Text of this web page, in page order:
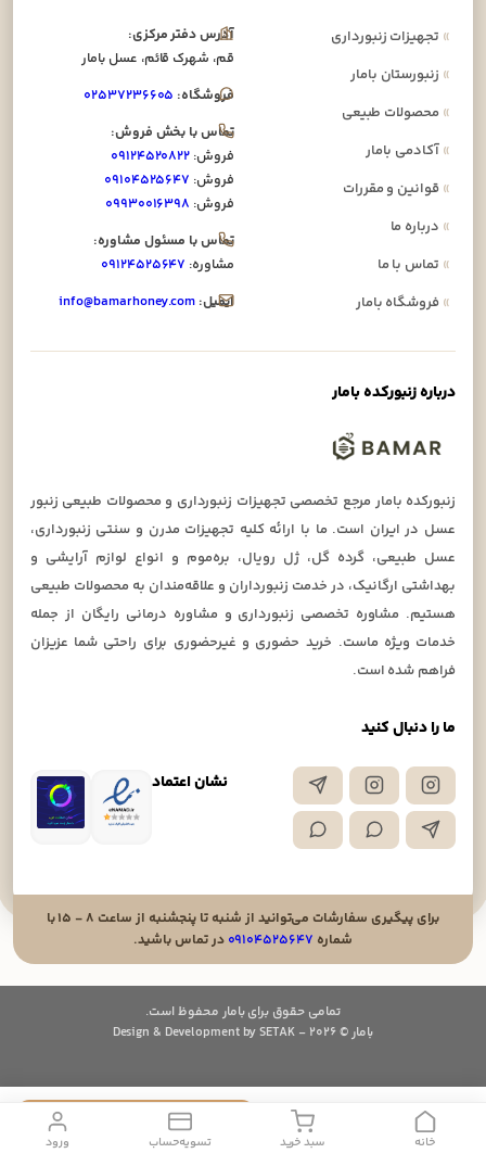
225,000 افزودن به سبد خرید
ما را دنبال کنید
نشان اعتماد
»تجهیزات زنبورداری
»زنبورستان بامار
»محصولات طبیعی
»آکادمی بامار
»قوانین و مقررات
»درباره ما
»تماس با ما
»فروشگاه بامار
آدرس دفتر مرکزی:
قم، شهرک قائم، عسل بامار
فروشگاه: ۰۲۵۳۷۲۳۶۶۰۵
تماس با بخش فروش:
فروش: ۰۹۱۲۴۵۲۰۸۲۲
فروش: ۰۹۱۰۴۵۲۵۶۴۷
فروش: ۰۹۹۳۰۰۱۶۳۹۸
تماس با مسئول مشاوره:
مشاوره: ۰۹۱۲۴۵۲۵۶۴۷
ایمیل: info@bamarhoney.com
درباره زنبورکده بامار
زنبورکده بامار مرجع تخصصی تجهیزات زنبورداری و محصولات طبیعی زنبور
عسل در ایران است. ما با ارائه کلیه تجهیزات مدرن و سنتی زنبورداری،
عسل طبیعی، گرده گل، ژل رویال، بره‌موم و انواع لوازم آرایشی و
بهداشتی ارگانیک، در خدمت زنبورداران و علاقه‌مندان به محصولات طبیعی
هستیم. مشاوره تخصصی زنبورداری و مشاوره درمانی رایگان از جمله
خدمات ویژه ماست. خرید حضوری و غیرحضوری برای راحتی شما عزیزان
فراهم شده است.
برای پیگیری سفارشات می‌توانید از شنبه تا پنجشنبه از ساعت ۸ - ۱۵ با
شماره ۰۹۱۰۴۵۲۵۶۴۷در تماس باشید.
خانه سبد خرید تسویه‌حساب ورود
تمامی حقوق برای بامار محفوظ است.
بامار © 2026 - Design & Development by SETAK